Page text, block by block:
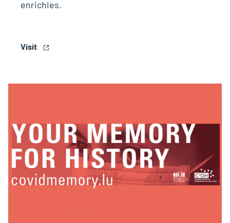
enrichies.
Visit